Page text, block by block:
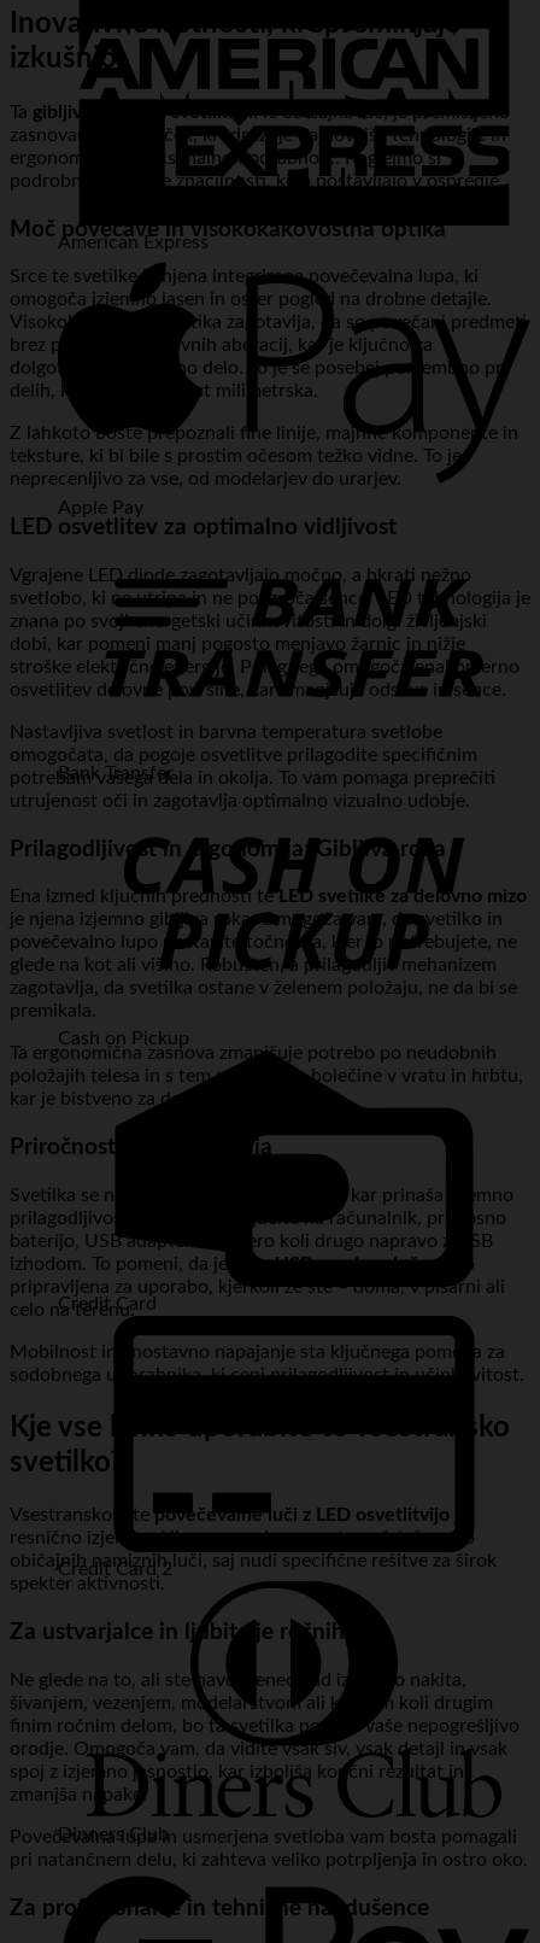
American Express
Apple Pay
Bank Transfer
Cash on Pickup
Credit Card
Credit Card 2
Dinners Club
Inovativne lastnosti, ki spreminjajo
izkušnjo
Ta gibljiva namizna svetilka
ni le običajna luč; je premišljeno
zasnovan pripomoček, ki združuje najnovejše tehnologije in
ergonomijo za maksimalno uporabnost. Poglejmo si
podrobneje ključne značilnosti, ki jo postavljajo v ospredje.
Moč povečave in visokokakovostna optika
Srce te svetilke je njena integrirana povečevalna lupa, ki
omogoča izjemno jasen in oster pogled na drobne detajle.
Visokokakovostna optika zagotavlja, da so povečani predmeti
brez popačenj in barvnih aberacij, kar je ključno za
dolgotrajno in udobno delo. To je še posebej pomembno pri
delih, kjer je natančnost milimetrska.
Z lahkoto boste prepoznali fine linije, majhne komponente in
teksture, ki bi bile s prostim očesom težko vidne. To je
neprecenljivo za vse, od modelarjev do urarjev.
LED osvetlitev za optimalno vidljivost
Vgrajene LED diode zagotavljajo močno, a hkrati nežno
svetlobo, ki ne utripa in ne povzroča sence. LED tehnologija je
znana po svoji energetski učinkovitosti in dolgi življenjski
dobi, kar pomeni manj pogosto menjavo žarnic in nižje
stroške električne energije. Poleg tega omogoča enakomerno
osvetlitev delovne površine, kar zmanjšuje odseve in sence.
Nastavljiva svetlost in barvna temperatura svetlobe
omogočata, da pogoje osvetlitve prilagodite specifičnim
potrebam vašega dela in okolja. To vam pomaga preprečiti
utrujenost oči in zagotavlja optimalno vizualno udobje.
Prilagodljivost in ergonomija: Gibljiva roka
Ena izmed ključnih prednosti teLED svetilke za delovno mizo
je njena izjemno gibljiva roka. Omogoča vam, da svetilko in
povečevalno lupo postavite točno tja, kjer jo potrebujete, ne
glede na kot ali višino. Robusten, a prilagodljiv mehanizem
zagotavlja, da svetilka ostane v želenem položaju, ne da bi se
premikala.
Ta ergonomična zasnova zmanjšuje potrebo po neudobnih
položajih telesa in s tem preprečuje bolečine v vratu in hrbtu,
kar je bistveno za dolge ure dela.
Priročnost USB napajanja
Svetilka se napaja preko USB priključka, kar prinaša izjemno
prilagodljivost. Lahko jo priključite na računalnik, prenosno
baterijo, USB adapter ali katero koli drugo napravo z USB
izhodom. To pomeni, da je vašaUSB namizna lučvedno
pripravljena za uporabo, kjerkoli že ste – doma, v pisarni ali
celo na terenu.
Mobilnost in enostavno napajanje sta ključnega pomena za
sodobnega uporabnika, ki ceni prilagodljivost in učinkovitost.
Kje vse lahko uporabite to vsestransko
svetilko?
Vsestranskost tepovečevalne luči z LED osvetlitvijo
resnično izjemna. Njena uporaba se razteza daleč preko
običajnih namiznih luči, saj nudi specifične rešitve za širok
spekter aktivnosti.
Za ustvarjalce in ljubitelje ročnih del
Ne glede na to, ali ste navdušenec nad izdelavo nakita,
šivanjem, vezenjem, modelarstvom ali katerim koli drugim
finim ročnim delom, bo ta svetilka postala vaše nepogrešljivo
orodje. Omogoča vam, da vidite vsak šiv, vsak detajl in vsak
spoj z izjemno jasnostjo, kar izboljša končni rezultat in
zmanjša napake.
Povečevalna lupa in usmerjena svetloba vam bosta pomagali
pri natančnem delu, ki zahteva veliko potrpljenja in ostro oko.
Za profesionalce in tehnične navdušence